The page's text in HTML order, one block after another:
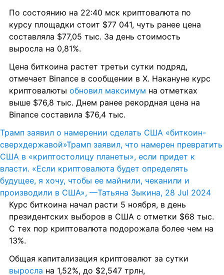
По состоянию на 22:40 мск криптовалюта по
курсу площадки стоит $77 041, чуть ранее цена
составляла $77,05 тыс. За день стоимость
выросла на 0,81%.
Цена биткоина растет третьи сутки подряд,
отмечает Binance в сообщении в X. Накануне курс
криптовалюты обновил максимум на отметках
выше $76,8 тыс. Днем ранее рекордная цена на
Binance составила $76,4 тыс.
Трамп заявил о намерении сделать США «биткоин-
сверхдержавой»Трамп заявил, что намерен превратить
США в «криптостолицу планеты», если придет к
власти. «Если криптовалюта будет определять
будущее, я хочу, чтобы ее майнили, чеканили и
производили в США», —Татьяна Зыкина, 28 Jul 2024
Курс биткоина начал расти 5 ноября, в день
президентских выборов в США с отметки $68 тыс.
С тех пор криптовалюта подорожала более чем на
13%.
выросла на 1,52%, до $2,547 трлн,